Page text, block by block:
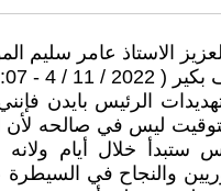
/ 4 - 11:07 )
الرئيس بايدن
ليس في صالحه لأن
‏ستبدأ خلال أيام
والنجاح في